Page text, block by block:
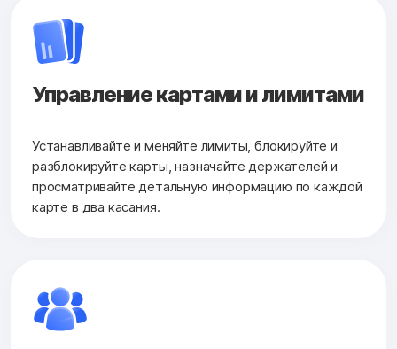
Управление картами и лимитами
Устанавливайте и меняйте лимиты, блокируйте и
разблокируйте карты, назначайте держателей и
просматривайте детальную информацию по каждой
карте в два касания.